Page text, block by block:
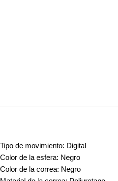
Tipo de movimiento: Digital
Color de la esfera: Negro
Color de la correa: Negro